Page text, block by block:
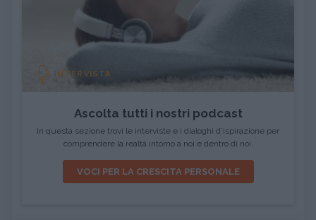
INTERVISTA
Ascolta tutti i nostri podcast
In questa sezione trovi le interviste e i dialoghi d'ispirazione per
comprendere la realtà intorno a noi e dentro di noi.
VOCI PER LA CRESCITA PERSONALE